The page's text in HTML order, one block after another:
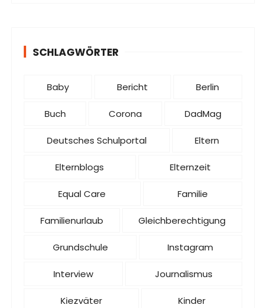
SCHLAGWÖRTER
Baby Bericht Berlin
Buch Corona DadMag
Deutsches Schulportal Eltern
Elternblogs Elternzeit
Equal Care Familie
Familienurlaub Gleichberechtigung
Grundschule Instagram
Interview Journalismus
Kiezväter Kinder